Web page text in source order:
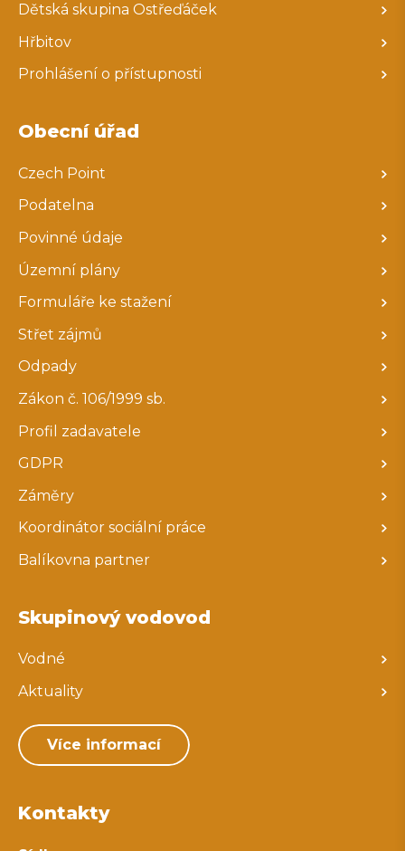
Dětská skupina Ostřeďáček
Hřbitov
Prohlášení o přístupnosti
Obecní úřad
Czech Point
Podatelna
Povinné údaje
Územní plány
Formuláře ke stažení
Střet zájmů
Odpady
Zákon č. 106/1999 sb.
Profil zadavatele
GDPR
Záměry
Koordinátor sociální práce
Balíkovna partner
Skupinový vodovod
Vodné
Aktuality
Více informací
Kontakty